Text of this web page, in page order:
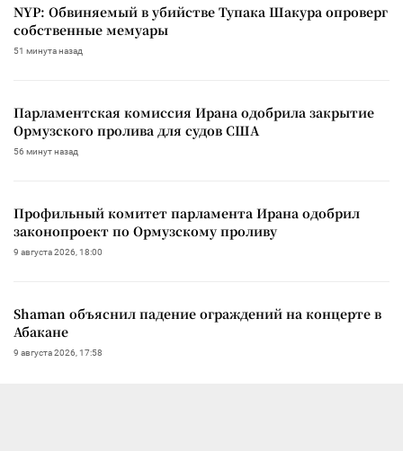
NYP: Обвиняемый в убийстве Тупака Шакура опроверг
собственные мемуары
51 минута назад
Парламентская комиссия Ирана одобрила закрытие
Ормузского пролива для судов США
56 минут назад
Профильный комитет парламента Ирана одобрил
законопроект по Ормузскому проливу
9 августа 2026, 18:00
Shaman объяснил падение ограждений на концерте в
Абакане
9 августа 2026, 17:58